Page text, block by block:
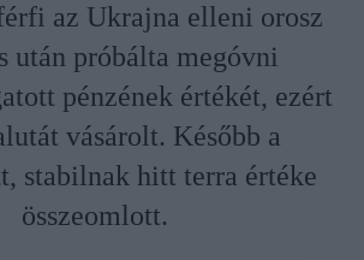
az Ukrajna elleni orosz
után próbálta megóvni
pénzének értékét, ezért
vásárolt. Később a
stabilnak hitt terra értéke
összeomlott.